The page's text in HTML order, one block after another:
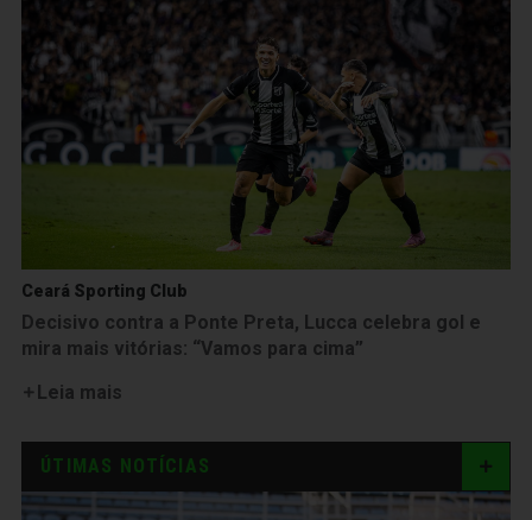
Ceará Sporting Club
Decisivo contra a Ponte Preta, Lucca celebra gol e
mira mais vitórias: “Vamos para cima”
Leia mais
ÚTIMAS NOTÍCIAS